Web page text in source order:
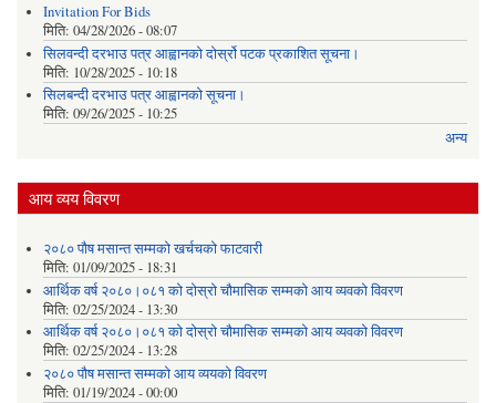
Invitation For Bids
मिति: 04/28/2026 - 08:07
सिलवन्दी दरभाउ पत्र आह्वानको दोर्स्रो पटक प्रकाशित सूचना।
मिति: 10/28/2025 - 10:18
सिलबन्दी दरभाउ पत्र आह्वानको सूचना।
मिति: 09/26/2025 - 10:25
अन्य
आय व्यय विवरण
२०८० पौष मसान्त सम्मको खर्चचको फाटवारी
मिति: 01/09/2025 - 18:31
आर्थिक वर्ष २०८०।०८१ को दोस्रो चौमासिक सम्मको आय व्यवको विवरण
मिति: 02/25/2024 - 13:30
आर्थिक वर्ष २०८०।०८१ को दोस्रो चौमासिक सम्मको आय व्यवको विवरण
मिति: 02/25/2024 - 13:28
२०८० पौष मसान्त सम्मको आय व्ययको विवरण
मिति: 01/19/2024 - 00:00